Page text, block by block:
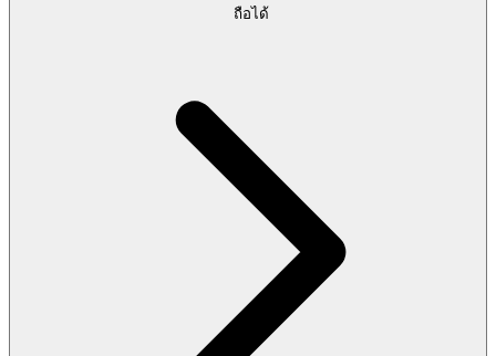
ถือได้